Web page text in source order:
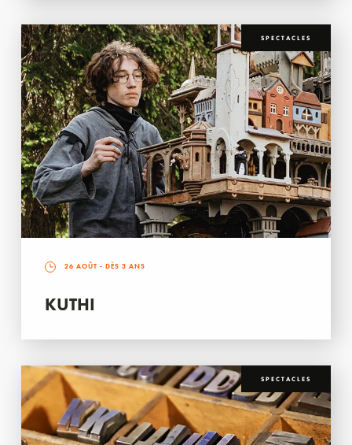
SPECTACLES
26 AOÛT - DÈS 3 ANS
KUTHI
SPECTACLES